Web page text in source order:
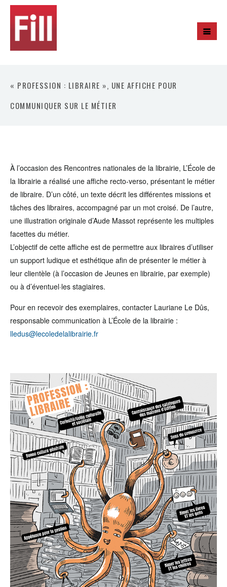
« PROFESSION : LIBRAIRE », UNE AFFICHE POUR
COMMUNIQUER SUR LE MÉTIER
À l’occasion des Rencontres nationales de la librairie, L’École de
la librairie a réalisé une affiche recto-verso, présentant le métier
de libraire. D’un côté, un texte décrit les différentes missions et
tâches des libraires, accompagné par un mot croisé. De l’autre,
une illustration originale d’Aude Massot représente les multiples
facettes du métier.
L’objectif de cette affiche est de permettre aux libraires d’utiliser
un support ludique et esthétique afin de présenter le métier à
leur clientèle (à l’occasion de Jeunes en librairie, par exemple)
ou à d’éventuel·les stagiaires.
Pour en recevoir des exemplaires, contacter Lauriane Le Dûs,
responsable communication à L’École de la librairie :
lledus@lecoledelalibrairie.fr